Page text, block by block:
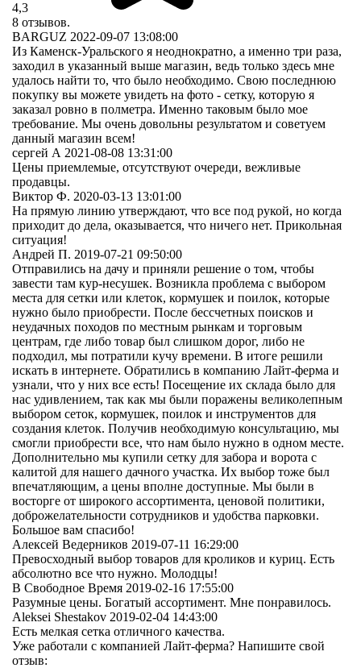
4,3
8 отзывов.
BARGUZ 2022-09-07 13:08:00
Из Каменск-Уральского я неоднократно, а именно три раза,
заходил в указанный выше магазин, ведь только здесь мне
удалось найти то, что было необходимо. Свою последнюю
покупку вы можете увидеть на фото - сетку, которую я
заказал ровно в полметра. Именно таковым было мое
требование. Мы очень довольны результатом и советуем
данный магазин всем!
сергей А 2021-08-08 13:31:00
Цены приемлемые, отсутствуют очереди, вежливые
продавцы.
Виктор Ф. 2020-03-13 13:01:00
На прямую линию утверждают, что все под рукой, но когда
приходит до дела, оказывается, что ничего нет. Прикольная
ситуация!
Андрей П. 2019-07-21 09:50:00
Отправились на дачу и приняли решение о том, чтобы
завести там кур-несушек. Возникла проблема с выбором
места для сетки или клеток, кормушек и поилок, которые
нужно было приобрести. После бессчетных поисков и
неудачных походов по местным рынкам и торговым
центрам, где либо товар был слишком дорог, либо не
подходил, мы потратили кучу времени. В итоге решили
искать в интернете. Обратились в компанию Лайт-ферма и
узнали, что у них все есть! Посещение их склада было для
нас удивлением, так как мы были поражены великолепным
выбором сеток, кормушек, поилок и инструментов для
создания клеток. Получив необходимую консультацию, мы
смогли приобрести все, что нам было нужно в одном месте.
Дополнительно мы купили сетку для забора и ворота с
калитой для нашего дачного участка. Их выбор тоже был
впечатляющим, а цены вполне доступные. Мы были в
восторге от широкого ассортимента, ценовой политики,
доброжелательности сотрудников и удобства парковки.
Большое вам спасибо!
Алексей Ведерников 2019-07-11 16:29:00
Превосходный выбор товаров для кроликов и куриц. Есть
абсолютно все что нужно. Молодцы!
В Свободное Время 2019-02-16 17:55:00
Разумные цены. Богатый ассортимент. Мне понравилось.
Aleksei Shestakov 2019-02-04 14:43:00
Есть мелкая сетка отличного качества.
Уже работали с компанией Лайт-ферма? Напишите свой
отзыв: